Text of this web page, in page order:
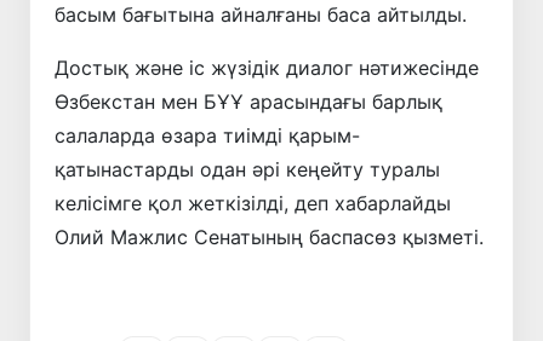
басым бағытына айналғаны баса айтылды.
Достық және іс жүзідік диалог нәтижесінде
Өзбекстан мен БҰҰ арасындағы барлық
салаларда өзара тиімді қарым-
қатынастарды одан әрі кеңейту туралы
келісімге қол жеткізілді, деп хабарлайды
Олий Мажлис Сенатының баспасөз қызметі.